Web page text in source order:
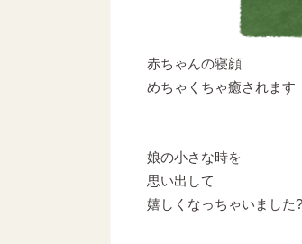
赤ちゃんの寝顔
めちゃくちゃ癒されます
娘の小さな時を
思い出して
嬉しくなっちゃいました?